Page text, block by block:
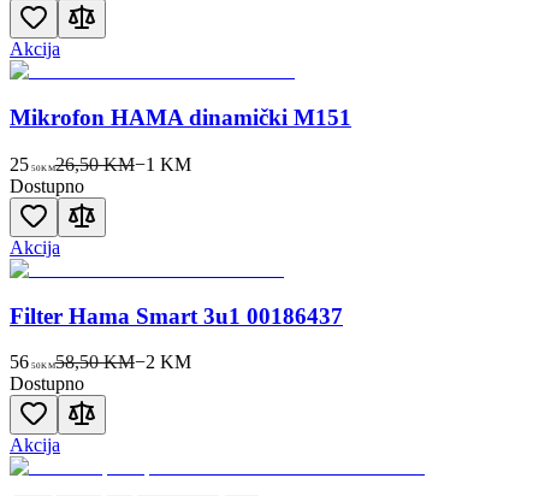
Akcija
Mikrofon HAMA dinamički M151
25 50KM26,50 KM−1 KM
Dostupno
Akcija
Filter Hama Smart 3u1 00186437
56 50KM58,50 KM−2 KM
Dostupno
Akcija